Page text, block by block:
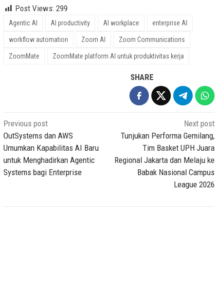
Post Views: 299
Agentic AI AI productivity AI workplace enterprise AI
workflow automation Zoom AI Zoom Communications
ZoomMate ZoomMate platform AI untuk produktivitas kerja
SHARE
Post
navigation
Previous post
OutSystems dan AWS
Umumkan Kapabilitas AI Baru
untuk Menghadirkan Agentic
Systems bagi Enterprise
Next post
Tunjukan Performa Gemilang,
Tim Basket UPH Juara
Regional Jakarta dan Melaju ke
Babak Nasional Campus
League 2026